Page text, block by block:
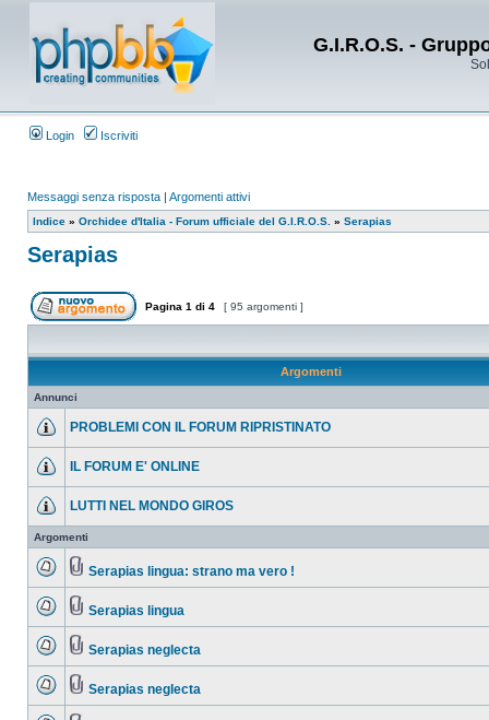
G.I.R.O.S. -
Login Iscriviti
Messaggi senza risposta | Argomenti attivi
Indice » Orchidee d'Italia - Forum ufficiale del G.I.R.O.S. » Serapias
Serapias
Pagina 1 di 4 [ 95 argomenti ]
Argomenti
Annunci
PROBLEMI CON IL FORUM RIPRISTINATO
IL FORUM E' ONLINE
LUTTI NEL MONDO GIROS
Argomenti
Serapias lingua: strano ma vero !
Serapias lingua
Serapias neglecta
Serapias neglecta